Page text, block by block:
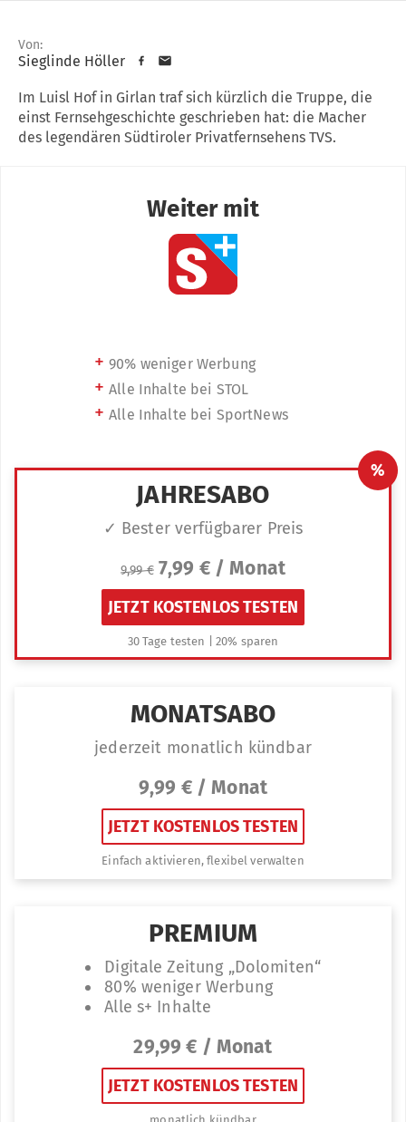
Von:
Sieglinde Höller
Im Luisl Hof in Girlan traf sich kürzlich die Truppe, die
einst Fernsehgeschichte geschrieben hat: die Macher
des legendären Südtiroler Privatfernsehens TVS.